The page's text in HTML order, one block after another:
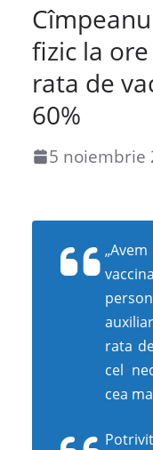
fizic la
rata de
60%
5 noiembrie
rata
cel
cea